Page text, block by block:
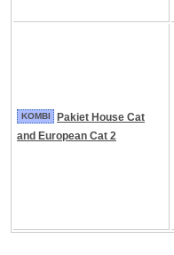
KOMBI
Pakiet House Cat
and European Cat 2